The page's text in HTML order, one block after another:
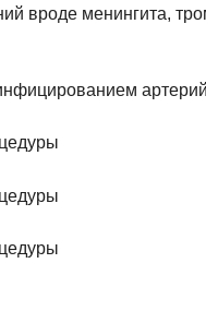
вроде менингита,